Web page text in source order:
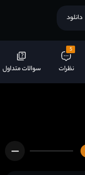
دانلود
5
نظرات سوالات متداول